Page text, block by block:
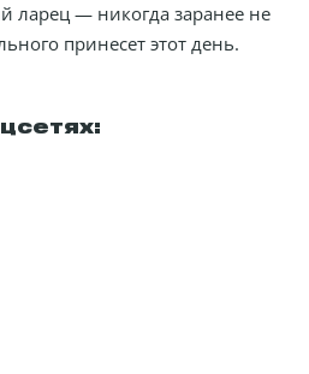
ларец — никогда заранее не
принесет этот день.